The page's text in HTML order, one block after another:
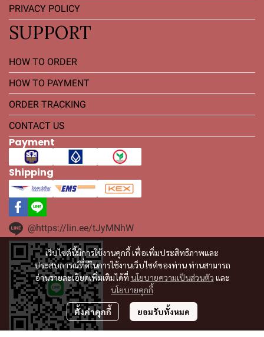
เว็บไซต์นี้มีการใช้งานคุกกี้ เพื่อเพิ่มประสิทธิภาพและ
ประสบการณ์ที่ดีในการใช้งานเว็บไซต์ของท่าน ท่านสามารถ
อ่านรายละเอียดเพิ่มเติมได้ที่ นโยบายความเป็นส่วนตัว และ
นโยบายคุกกี้
ตั้งค่าคุกกี้ ยอมรับทั้งหมด
PRIVACY POLICY
SUPPORT
HOW TO ORDER
HOW TO PAYMENT
ORDER TRACKING
CONTACT US
Payment
Shipping
@https://lin.ee/tJyMNhW